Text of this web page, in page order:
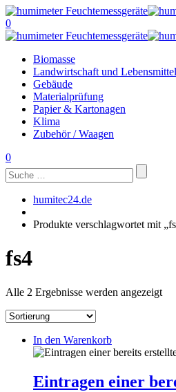
0
Biomasse
Landwirtschaft und Lebensmittel
Gebäude
Materialprüfung
Papier & Kartonagen
Klima
Zubehör / Waagen
0
Suchen
nach:
humitec24.de
Produkte verschlagwortet mit
fs4
Alle 2 Ergebnisse werden angezeigt
In den Warenkorb
Eintragen einer